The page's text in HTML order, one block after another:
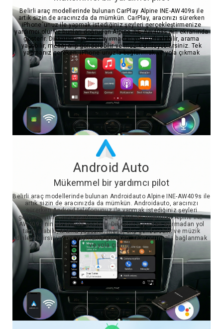
Belirli araç modellerinde bulunan CarPlay Alpine INE-AW409s ile
artık sizin de aracınızda da mümkün. CarPlay, aracınızı sürerken
iPhone`unuz ile yapmak istediğiniz şeyleri gerçekleştirmenize
yardımcı olur ve bunları doğrudan Alpine INE-AW409s nin ekranında
gösterir. Dikkatinizi yoldan ayırmadan yol tarifi alabilir, arama
yapabilir, mesaj alıp gönderebilir ve müzik dinleyebilirsiniz. Tek
yapmanız gereken, iPhone`unuzla bağlanmak ve yola çıkmak
Android Auto
Mükemmel bir yardımcı pilot
Belirli araç modellerinde bulunan Androidauto Alpine INE-AW409s ile
artık sizin de aracınızda da mümkün. Androidauto, aracınızı
sürerken Android telefonunuz ile yapmak istediğiniz şeyleri
gerçekleştirmenize yardımcı olur ve bunları doğrudan Alpine INE-
AW409s nin ekranında gösterir. Dikkatinizi yoldan ayırmadan yol
tarifi alabilir, arama yapabilir, mesaj alıp gönderebilir ve müzik
dinleyebilirsiniz. Tek yapmanız gereken, Telefonunuzla bağlanmak
ve yola çıkmak.